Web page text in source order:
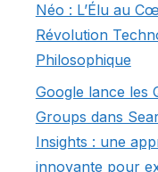
Néo : L’Élu au
Révolution
Philosophique
Google lance les
Groups dans
Insights : une
innovante pour